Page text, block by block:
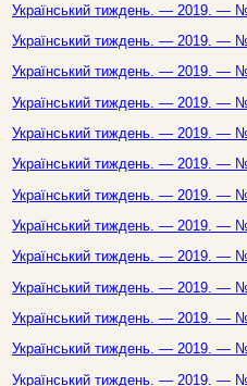
Український тиждень. — 2019. —
Український тиждень. — 2019. —
Український тиждень. — 2019. —
Український тиждень. — 2019. — №
Український тиждень. — 2019. —
Український тиждень. — 2019. —
Український тиждень. — 2019. —
Український тиждень. — 2019. —
Український тиждень. — 2019. —
Український тиждень. — 2019. —
Український тиждень. — 2019. —
Український тиждень. — 2019. —
Український тиждень. — 2019. —